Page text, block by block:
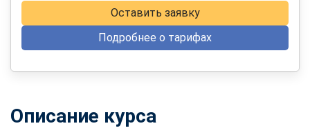
Оставить заявку
Подробнее о тарифах
Описание курса